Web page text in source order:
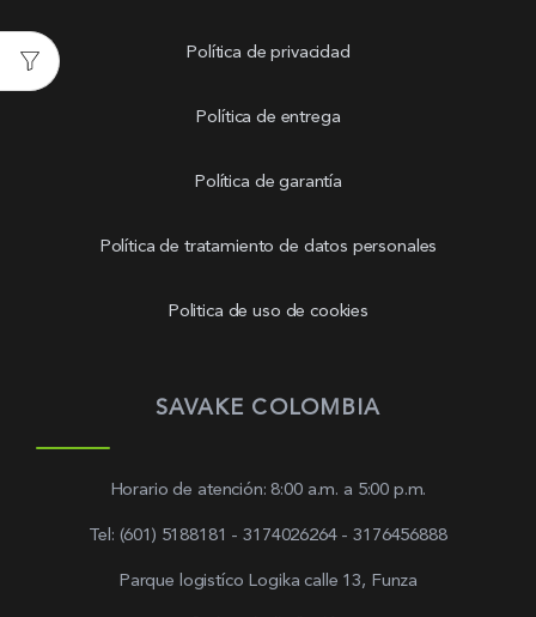
Política de privacidad
Política de entrega
Política de garantía
Política de tratamiento de datos personales
Politica de uso de cookies
SAVAKE COLOMBIA
Horario de atención: 8:00 a.m. a 5:00 p.m.
Tel: (601) 5188181 - 3174026264 - 3176456888
Parque logistíco Logika calle 13, Funza